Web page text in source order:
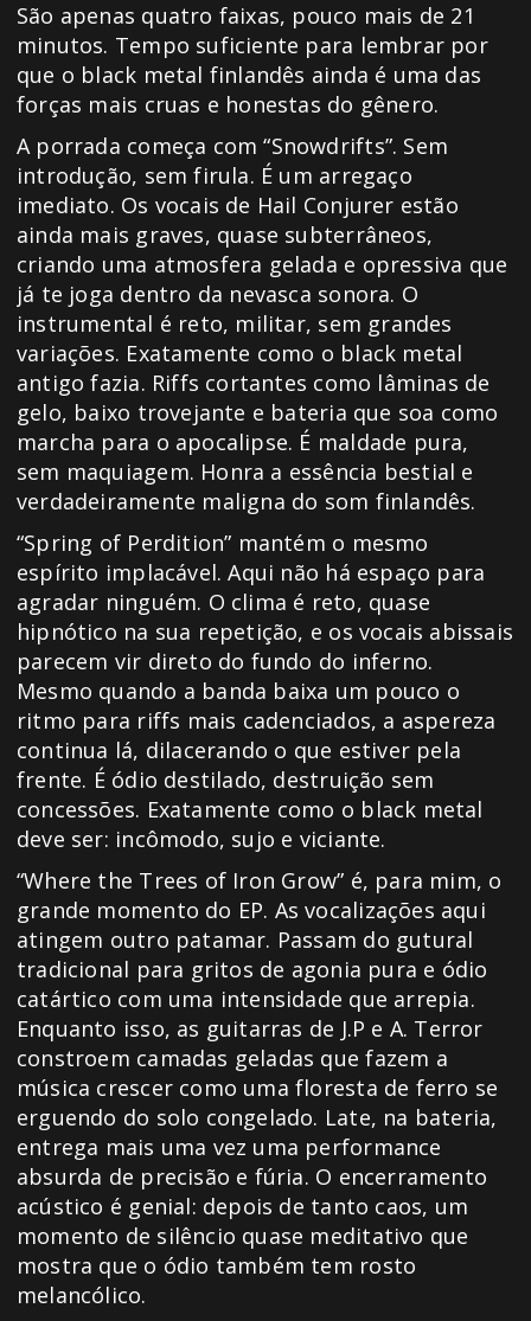
São apenas quatro faixas, pouco mais de 21
minutos. Tempo suficiente para lembrar por
que o black metal finlandês ainda é uma das
forças mais cruas e honestas do gênero.
A porrada começa com “Snowdrifts”. Sem
introdução, sem firula. É um arregaço
imediato. Os vocais de Hail Conjurer estão
ainda mais graves, quase subterrâneos,
criando uma atmosfera gelada e opressiva que
já te joga dentro da nevasca sonora. O
instrumental é reto, militar, sem grandes
variações. Exatamente como o black metal
antigo fazia. Riffs cortantes como lâminas de
gelo, baixo trovejante e bateria que soa como
marcha para o apocalipse. É maldade pura,
sem maquiagem. Honra a essência bestial e
verdadeiramente maligna do som finlandês.
“Spring of Perdition” mantém o mesmo
espírito implacável. Aqui não há espaço para
agradar ninguém. O clima é reto, quase
hipnótico na sua repetição, e os vocais abissais
parecem vir direto do fundo do inferno.
Mesmo quando a banda baixa um pouco o
ritmo para riffs mais cadenciados, a aspereza
continua lá, dilacerando o que estiver pela
frente. É ódio destilado, destruição sem
concessões. Exatamente como o black metal
deve ser: incômodo, sujo e viciante.
“Where the Trees of Iron Grow” é, para mim, o
grande momento do EP. As vocalizações aqui
atingem outro patamar. Passam do gutural
tradicional para gritos de agonia pura e ódio
catártico com uma intensidade que arrepia.
Enquanto isso, as guitarras de J.P e A. Terror
constroem camadas geladas que fazem a
música crescer como uma floresta de ferro se
erguendo do solo congelado. Late, na bateria,
entrega mais uma vez uma performance
absurda de precisão e fúria. O encerramento
acústico é genial: depois de tanto caos, um
momento de silêncio quase meditativo que
mostra que o ódio também tem rosto
melancólico.